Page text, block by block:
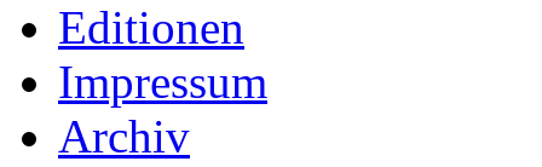
Editionen
Impressum
Archiv